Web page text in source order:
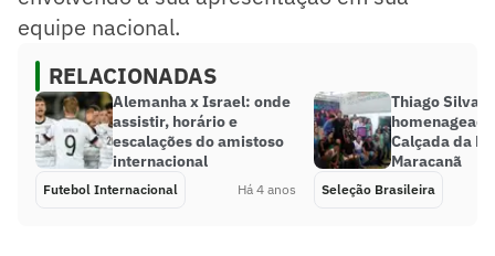
equipe nacional.
RELACIONADAS
Alemanha x Israel: onde
assistir, horário e
escalações do amistoso
internacional
Futebol Internacional Há 4 anos
Thiago Silva é
Calçada da
Maracanã
Seleção Brasileira